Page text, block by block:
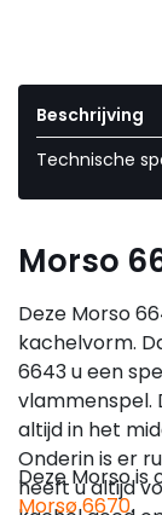
Beschrijving
Technische
Morso
Deze Morso
kachelvorm.
6643 u een
vlammenspel.
altijd in het
Onderin is er
heeft u altijd
Deze Morso
Morsø 6670.